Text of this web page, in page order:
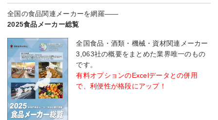
全国の食品関連メーカーを網羅――
2025食品メーカー総覧
全国食品・酒類・機械・資材関連メーカー
3,063社の概要をまとめた業界唯一のもの
です。
有料オプションのExcelデータとの併用
で、利便性が格段にアップ！